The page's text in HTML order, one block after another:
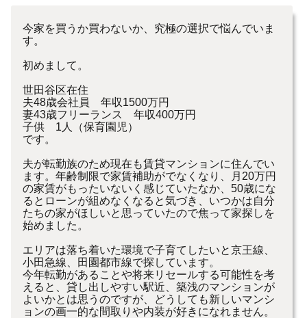
今家を買うか買わないか、究極の選択で悩んでいま
す。
初めまして。
世田谷区在住
夫48歳会社員 年収1500万円
妻43歳フリーランス 年収400万円
子供 1人（保育園児）
です。
夫が転勤族のため現在も賃貸マンションに住んでい
ます。年齢制限で家賃補助がでなくなり、月20万円
の家賃がもったいないく感じていたなか、50歳にな
るとローンが組めなくなると気づき、いつかは自分
たちの家がほしいと思っていたので焦って家探しを
始めました。
エリアは落ち着いた環境で子育てしたいと京王線、
小田急線、田園都市線で探しています。
今年転勤があることや将来リセールする可能性を考
えると、貸し出しやすい駅近、築浅のマンションが
よいかとは思うのですが、どうしても新しいマンシ
ョンの画一的な間取りや内装が好きになれません。